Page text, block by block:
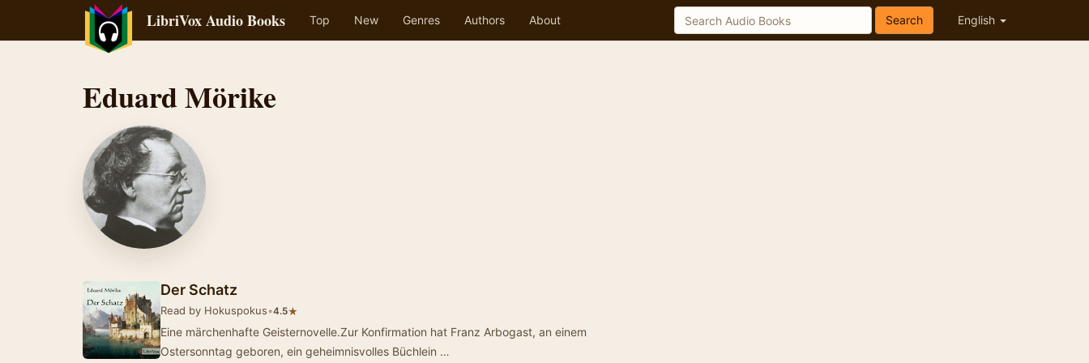
LibriVox Audio Books Top New Genres Authors About English
Search
Eduard Mörike
Der Schatz
Read by Hokuspokus•4.5★
Eine märchenhafte Geisternovelle.Zur Konfirmation hat Franz Arbogast, an einem
Ostersonntag geboren, ein geheimnisvolles Büchlein …